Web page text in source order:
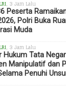
, 3 Jam Lalu
Peserta
Polri Buka
Muda
, 3 Jam Lalu
Hukum Tata
Manipulatif dan
Penuhi